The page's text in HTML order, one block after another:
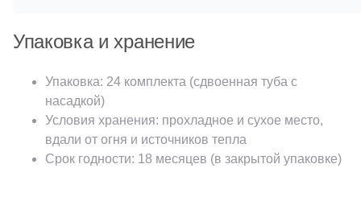
Упаковка и хранение
Упаковка: 24 комплекта (сдвоенная туба с
насадкой)
Условия хранения: прохладное и сухое место,
вдали от огня и источников тепла
Срок годности: 18 месяцев (в закрытой упаковке)